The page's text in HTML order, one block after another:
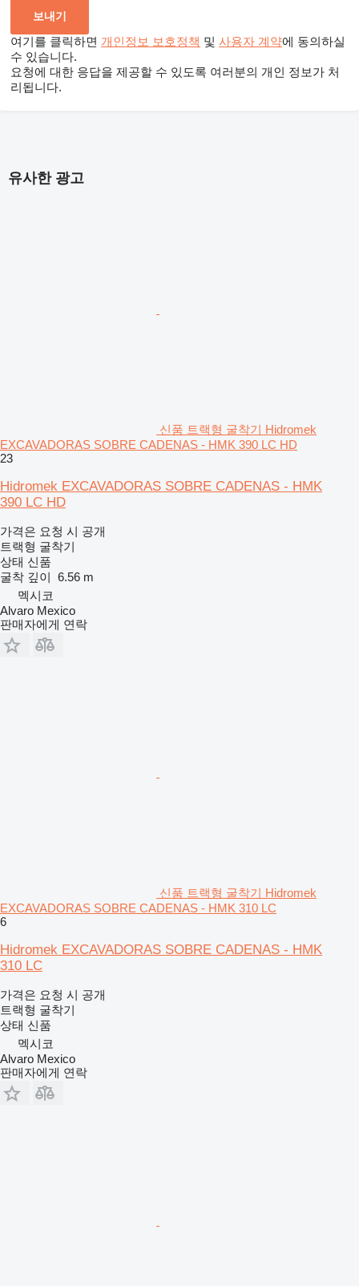
여기를 클릭하면 개인정보 보호정책 및 사용자 계약에 동의하실
수 있습니다.
요청에 대한 응답을 제공할 수 있도록 여러분의 개인 정보가 처
리됩니다.
유사한 광고
신품 트랙형 굴착기 Hidromek
EXCAVADORAS SOBRE CADENAS - HMK 390 LC HD
23
Hidromek EXCAVADORAS SOBRE CADENAS - HMK
390 LC HD
가격은 요청 시 공개
트랙형 굴착기
상태 신품
굴착 깊이 6.56 m
멕시코
Alvaro Mexico
판매자에게 연락
신품 트랙형 굴착기 Hidromek
EXCAVADORAS SOBRE CADENAS - HMK 310 LC
6
Hidromek EXCAVADORAS SOBRE CADENAS - HMK
310 LC
가격은 요청 시 공개
트랙형 굴착기
상태 신품
멕시코
Alvaro Mexico
판매자에게 연락